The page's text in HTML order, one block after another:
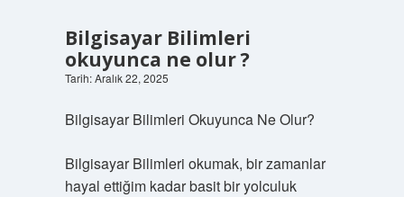
Bilgisayar Bilimleri
okuyunca ne olur ?
Tarih: Aralık 22, 2025
Bilgisayar Bilimleri Okuyunca Ne Olur?
Bilgisayar Bilimleri okumak, bir zamanlar
hayal ettiğim kadar basit bir yolculuk